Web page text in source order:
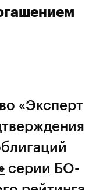
«Эксперт
серии БО-